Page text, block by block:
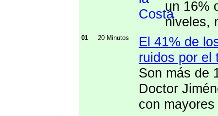
un 16%
niveles,
01 20 Minutos
El 41% de
ruidos por el
Son más de
Doctor
con